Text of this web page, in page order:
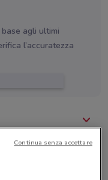
agli ultimi
l’accuratezza
Continua senza accettare